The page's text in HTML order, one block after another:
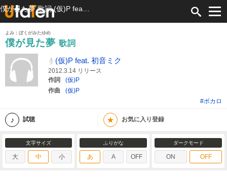
よみ：ぼくがみたゆめ
僕が見た夢 歌詞
(仮)P feat. 初音ミク
2012.3.14 リリース
作詞
(仮)P
作曲
(仮)P
#ボカロ
試聴 ★ お気に入り登録
文字サイズ
大 中 小
ふりがな
あ A OFF
ダークモード
ON OFF